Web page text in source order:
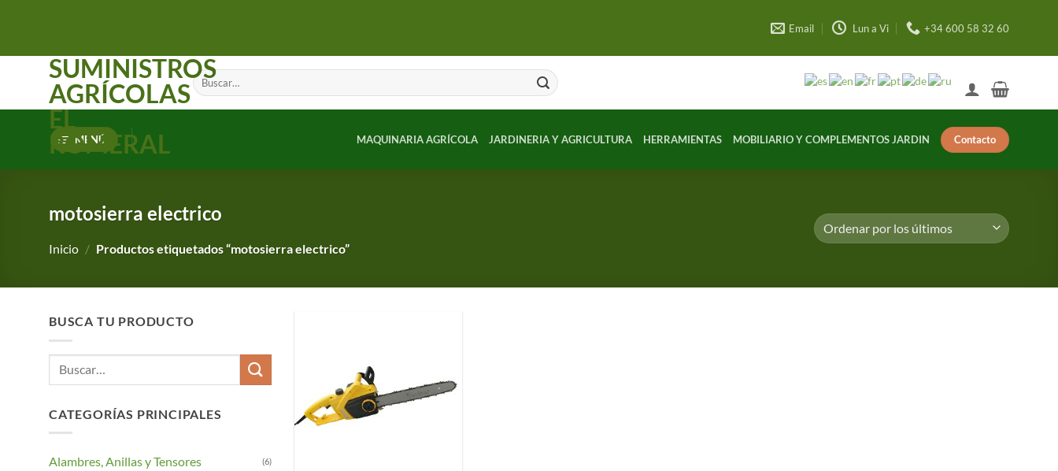
Email Lun a Vi +34 600 58 32 60
SUMINISTROS
AGRÍCOLAS
EL
ROMERAL
Buscar
por:
MENÚ MAQUINARIA AGRÍCOLA JARDINERIA Y AGRICULTURA HERRAMIENTAS MOBILIARIO Y COMPLEMENTOS JARDIN Contacto
motosierra electrico
Inicio / Productos etiquetados “motosierra electrico”
BUSCA TU PRODUCTO
Buscar
CATEGORÍAS PRINCIPALES
Alambres, Anillas y Tensores (6)